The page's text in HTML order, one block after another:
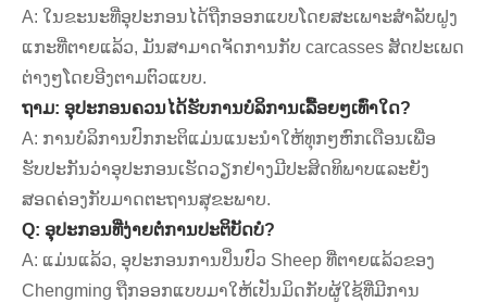
A: ໃນຂະນະທີ່ອຸປະກອນໄດ້ຖືກອອກແບບໂດຍສະເພາະສໍາລັບຝູງ
ແກະທີ່ຕາຍແລ້ວ, ມັນສາມາດຈັດການກັບ carcasses ສັດປະເພດ
ຕ່າງໆໂດຍອີງຕາມຕົວແບບ.
ຖາມ: ອຸປະກອນຄວນໄດ້ຮັບການບໍລິການເລື້ອຍໆເທົ່າໃດ?
A: ການບໍລິການປົກກະຕິແມ່ນແນະນໍາໃຫ້ທຸກໆຫົກເດືອນເພື່ອ
ຮັບປະກັນວ່າອຸປະກອນເຮັດວຽກຢ່າງມີປະສິດທິພາບແລະຍັງ
ສອດຄ່ອງກັບມາດຕະຖານສຸຂະພາບ.
Q: ອຸປະກອນທີ່ງ່າຍຕໍ່ການປະຕິບັດບໍ?
A: ແມ່ນແລ້ວ, ອຸປະກອນການປິ່ນປົວ Sheep ທີ່ຕາຍແລ້ວຂອງ
Chengming ຖືກອອກແບບມາໃຫ້ເປັນມິດກັບຜູ້ໃຊ້ທີ່ມີການ